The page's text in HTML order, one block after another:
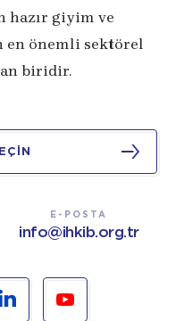
hazır giyim ve
önemli sektörel
biridir.
E-POSTA
info@ihkib.org.tr